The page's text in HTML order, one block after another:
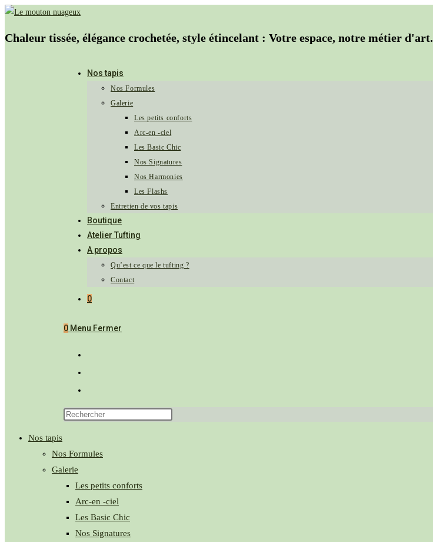
Chaleur tissée, élégance crochetée, style étincelant : Votre espace, notre métier d'art.
Nos tapis
Nos Formules
Galerie
Les petits conforts
Arc-en -ciel
Les Basic Chic
Nos Signatures
Nos Harmonies
Les Flashs
Entretien de vos tapis
Boutique
Atelier Tufting
A propos
Qu’est ce que le tufting ?
Contact
0
0 Menu Fermer
Nos tapis
Nos Formules
Galerie
Les petits conforts
Arc-en -ciel
Les Basic Chic
Nos Signatures